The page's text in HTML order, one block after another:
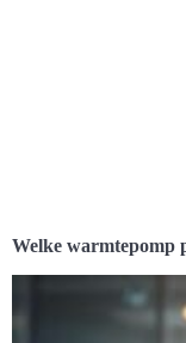
Welke warmtepomp